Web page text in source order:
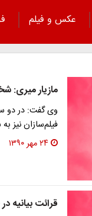
عکس و فیلم
مازیار میری:
وی گفت: در دو
فیلم‌سازان
۲۴ مهر ۱۳۹۰
قرائت بيانيه